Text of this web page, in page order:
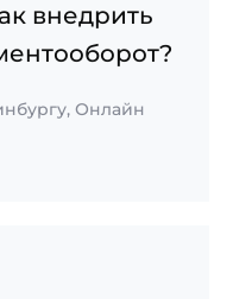
внедрить
Онлайн